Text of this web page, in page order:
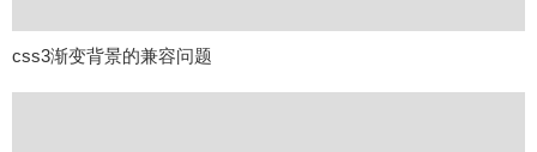
css3渐变背景的兼容问题